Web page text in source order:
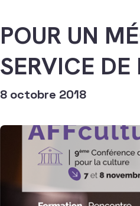
POUR UN
SERVICE DE
8 octobre 2018